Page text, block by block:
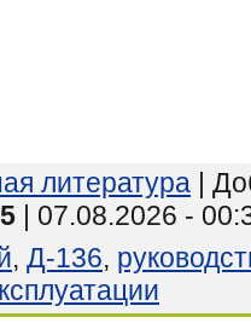
литература |
| 07.08.2026 -
, Д-136,